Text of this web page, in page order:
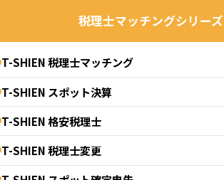
税理士マッチングシリーズ
T-SHIEN 税理士マッチング
T-SHIEN スポット決算
T-SHIEN 格安税理士
T-SHIEN 税理士変更